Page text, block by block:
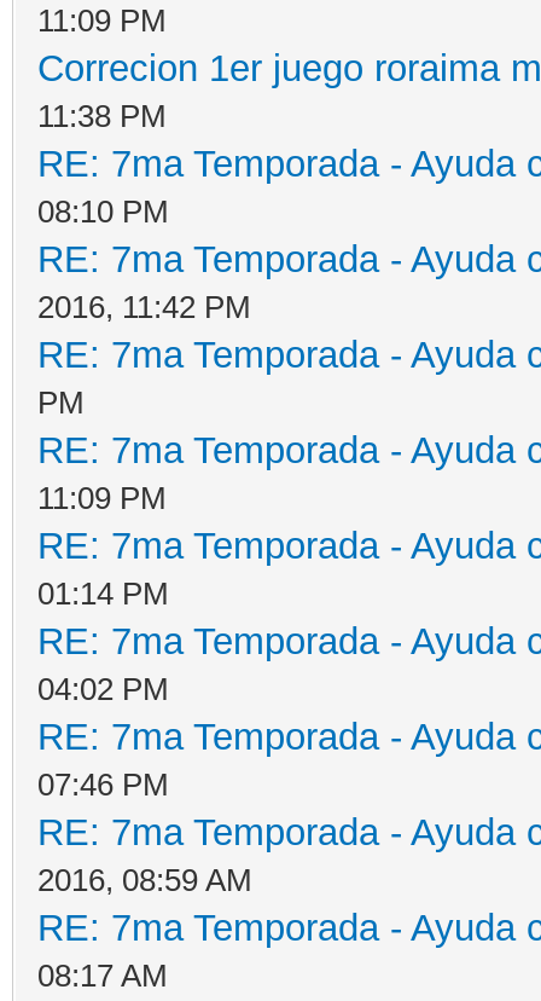
11:09 PM
Correcion 1er juego roraima
11:38 PM
RE: 7ma Temporada - Ayuda
08:10 PM
RE: 7ma Temporada - Ayuda
2016, 11:42 PM
RE: 7ma Temporada - Ayuda
PM
RE: 7ma Temporada - Ayuda
11:09 PM
RE: 7ma Temporada - Ayuda
01:14 PM
RE: 7ma Temporada - Ayuda
04:02 PM
RE: 7ma Temporada - Ayuda
07:46 PM
RE: 7ma Temporada - Ayuda
2016, 08:59 AM
RE: 7ma Temporada - Ayuda
08:17 AM